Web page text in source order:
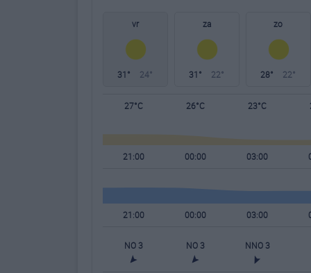
vr
31° 24°
za
31° 22°
zo
28° 22°
27°C 26°C 23°C
21:00 00:00 03:00
21:00 00:00 03:00
NO 3 NO 3 NNO 3